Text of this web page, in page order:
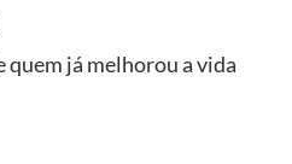
já melhorou a vida